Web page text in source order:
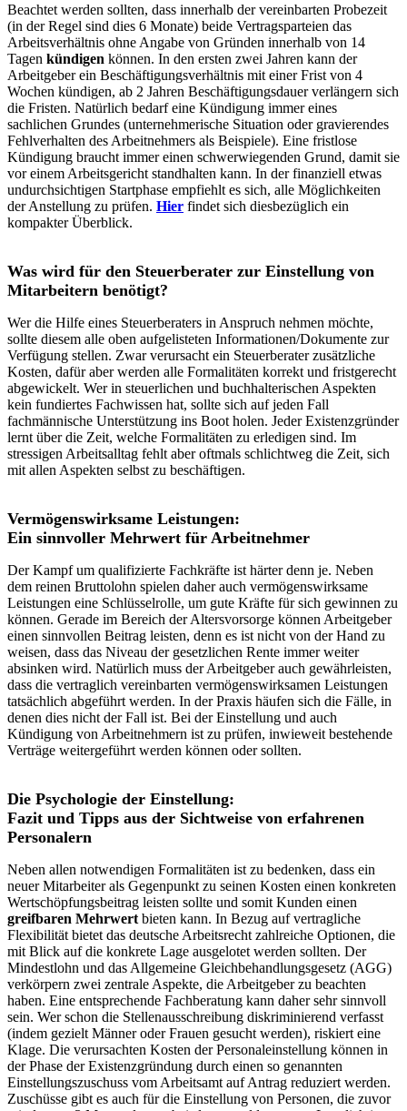
Beachtet werden sollten, dass innerhalb der vereinbarten Probezeit
(in der Regel sind dies 6 Monate) beide Vertragsparteien das
Arbeitsverhältnis ohne Angabe von Gründen innerhalb von 14
Tagen kündigen können. In den ersten zwei Jahren kann der
Arbeitgeber ein Beschäftigungsverhältnis mit einer Frist von 4
Wochen kündigen, ab 2 Jahren Beschäftigungsdauer verlängern sich
die Fristen. Natürlich bedarf eine Kündigung immer eines
sachlichen Grundes (unternehmerische Situation oder gravierendes
Fehlverhalten des Arbeitnehmers als Beispiele). Eine fristlose
Kündigung braucht immer einen schwerwiegenden Grund, damit sie
vor einem Arbeitsgericht standhalten kann. In der finanziell etwas
undurchsichtigen Startphase empfiehlt es sich, alle Möglichkeiten
der Anstellung zu prüfen. Hier findet sich diesbezüglich ein
kompakter Überblick.
Was wird für den Steuerberater zur Einstellung von
Mitarbeitern benötigt?
Wer die Hilfe eines Steuerberaters in Anspruch nehmen möchte,
sollte diesem alle oben aufgelisteten Informationen/Dokumente zur
Verfügung stellen. Zwar verursacht ein Steuerberater zusätzliche
Kosten, dafür aber werden alle Formalitäten korrekt und fristgerecht
abgewickelt. Wer in steuerlichen und buchhalterischen Aspekten
kein fundiertes Fachwissen hat, sollte sich auf jeden Fall
fachmännische Unterstützung ins Boot holen. Jeder Existenzgründer
lernt über die Zeit, welche Formalitäten zu erledigen sind. Im
stressigen Arbeitsalltag fehlt aber oftmals schlichtweg die Zeit, sich
mit allen Aspekten selbst zu beschäftigen.
Vermögenswirksame Leistungen:
Ein sinnvoller Mehrwert für Arbeitnehmer
Der Kampf um qualifizierte Fachkräfte ist härter denn je. Neben
dem reinen Bruttolohn spielen daher auch vermögenswirksame
Leistungen eine Schlüsselrolle, um gute Kräfte für sich gewinnen zu
können. Gerade im Bereich der Altersvorsorge können Arbeitgeber
einen sinnvollen Beitrag leisten, denn es ist nicht von der Hand zu
weisen, dass das Niveau der gesetzlichen Rente immer weiter
absinken wird. Natürlich muss der Arbeitgeber auch gewährleisten,
dass die vertraglich vereinbarten vermögenswirksamen Leistungen
tatsächlich abgeführt werden. In der Praxis häufen sich die Fälle, in
denen dies nicht der Fall ist. Bei der Einstellung und auch
Kündigung von Arbeitnehmern ist zu prüfen, inwieweit bestehende
Verträge weitergeführt werden können oder sollten.
Die Psychologie der Einstellung:
Fazit und Tipps aus der Sichtweise von erfahrenen
Personalern
Neben allen notwendigen Formalitäten ist zu bedenken, dass ein
neuer Mitarbeiter als Gegenpunkt zu seinen Kosten einen konkreten
Wertschöpfungsbeitrag leisten sollte und somit Kunden einen
greifbaren Mehrwert bieten kann. In Bezug auf vertragliche
Flexibilität bietet das deutsche Arbeitsrecht zahlreiche Optionen, die
mit Blick auf die konkrete Lage ausgelotet werden sollten. Der
Mindestlohn und das Allgemeine Gleichbehandlungsgesetz (AGG)
verkörpern zwei zentrale Aspekte, die Arbeitgeber zu beachten
haben. Eine entsprechende Fachberatung kann daher sehr sinnvoll
sein. Wer schon die Stellenausschreibung diskriminierend verfasst
(indem gezielt Männer oder Frauen gesucht werden), riskiert eine
Klage. Die verursachten Kosten der Personaleinstellung können in
der Phase der Existenzgründung durch einen so genannten
Einstellungszuschuss vom Arbeitsamt auf Antrag reduziert werden.
Zuschüsse gibt es auch für die Einstellung von Personen, die zuvor